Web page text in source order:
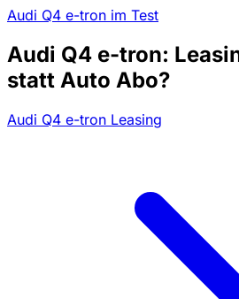
Audi Q4 e-tron im Test
Audi Q4 e-tron:
statt Auto Abo?
Audi Q4 e-tron Leasing